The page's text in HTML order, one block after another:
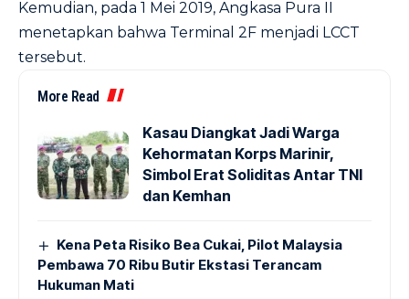
Kemudian, pada 1 Mei 2019, Angkasa Pura II
menetapkan bahwa Terminal 2F menjadi LCCT
tersebut.
More Read
Kasau Diangkat Jadi Warga
Kehormatan Korps Marinir,
Simbol Erat Soliditas Antar TNI
dan Kemhan
Kena Peta Risiko Bea Cukai, Pilot Malaysia
Pembawa 70 Ribu Butir Ekstasi Terancam
Hukuman Mati